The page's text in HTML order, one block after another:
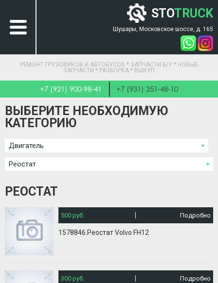
STOTRUCK
Шушары, Московское шоссе, д. 165
РЕМОНТ ГРУЗОВИКОВ И АВТОБУСОВ * ЗАПЧАСТИ Б/У * НОВЫЕ
ЗАПЧАСТИ * РАЗБОРКА * ВЫКУП
+7 (921) 900-98-41 +7 (931) 351-48-10
ВЫБЕРИТЕ НЕОБХОДИМУЮ
КАТЕГОРИЮ
Двигатель
Реостат
РЕОСТАТ
500 руб. Подробно
1578846.Реостат Volvo FH12
300 руб. Подробно